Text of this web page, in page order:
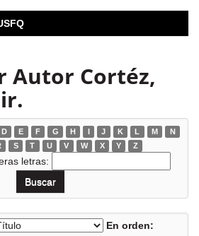
Autor Cortéz,
D E F G H I J K L M
N
S T U V W X Y Z
letras:
En orden: